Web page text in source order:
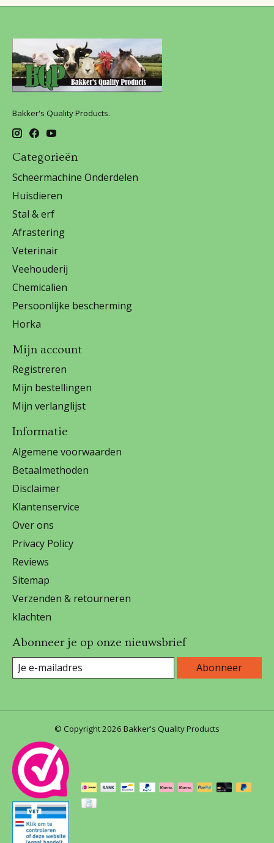
Bakker's Quality Products.
Categorieën
Scheermachine Onderdelen
Huisdieren
Stal & erf
Afrastering
Veterinair
Veehouderij
Chemicalien
Persoonlijke bescherming
Horka
Mijn account
Registreren
Mijn bestellingen
Mijn verlanglijst
Informatie
Algemene voorwaarden
Betaalmethoden
Disclaimer
Klantenservice
Over ons
Privacy Policy
Reviews
Sitemap
Verzenden & retourneren
klachten
Abonneer je op onze nieuwsbrief
Abonneer
© Copyright 2026 Bakker's Quality Products